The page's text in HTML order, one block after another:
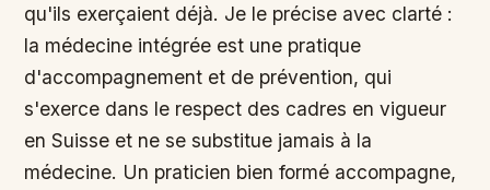
qu'ils exerçaient déjà. Je le précise avec clarté :
la médecine intégrée est une pratique
d'accompagnement et de prévention, qui
s'exerce dans le respect des cadres en vigueur
en Suisse et ne se substitue jamais à la
médecine. Un praticien bien formé accompagne,